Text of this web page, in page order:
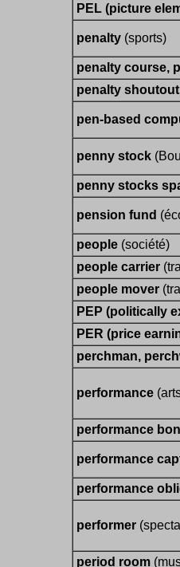
PEL (picture
penalty (sports)
penalty course,
penalty
pen-based
penny stock
penny stocks
pension fund
people (société)
people carrier
people mover
PEP (politically
PER (price
perchman,
performance
performance
performance
performance
performer
period room